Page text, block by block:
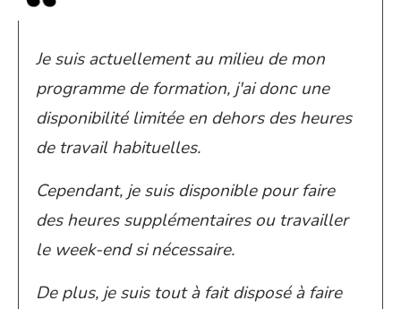
Je suis actuellement au milieu de mon
programme de formation, j'ai donc une
disponibilité limitée en dehors des heures
de travail habituelles.
Cependant, je suis disponible pour faire
des heures supplémentaires ou travailler
le week-end si nécessaire.
De plus, je suis tout à fait disposé à faire